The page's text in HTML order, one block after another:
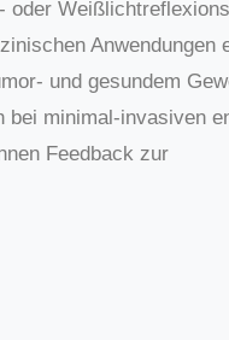
oder
Anwendungen
und gesundem
bei minimal-invasiven
Feedback zur